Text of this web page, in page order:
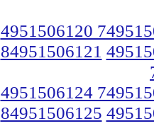
4951506120
84951506121
4951506124
84951506125